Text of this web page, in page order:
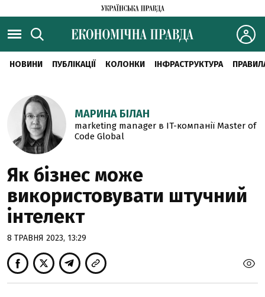
НОВИНИ ПУБЛІКАЦІЇ КОЛОНКИ ІНФРАСТРУКТУРА
МАРИНА БІЛАН
marketing manager в IT-компанії Master of
Code Global
Як бізнес може
використовувати штучний
інтелект
8 ТРАВНЯ 2023, 13:29